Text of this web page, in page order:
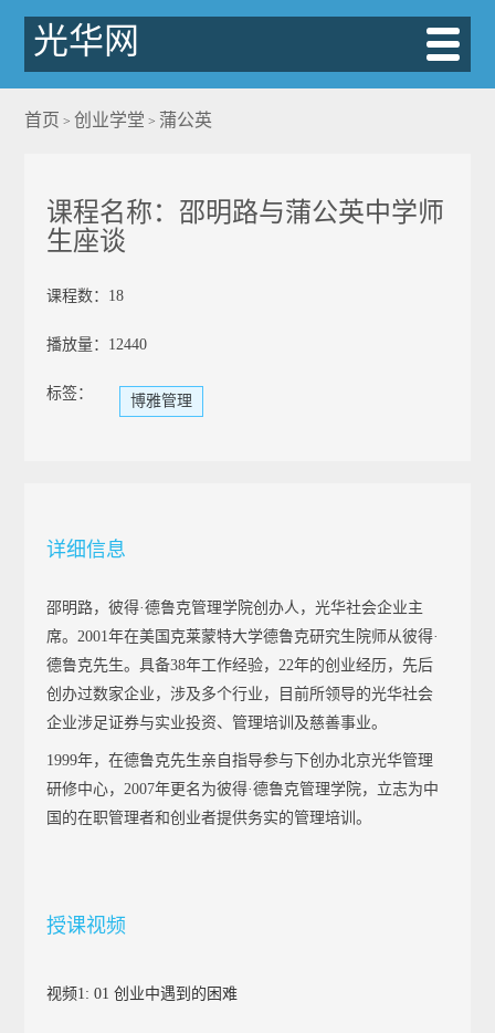
光华网
首页 >创业学堂 > 蒲公英
课程名称：邵明路与蒲公英中学师
生座谈
课程数：18
播放量：12440
标签： 博雅管理
详细信息
邵明路，彼得·德鲁克管理学院创办人，光华社会企业主
席。2001年在美国克莱蒙特大学德鲁克研究生院师从彼得·
德鲁克先生。具备38年工作经验，22年的创业经历，先后
创办过数家企业，涉及多个行业，目前所领导的光华社会
企业涉足证券与实业投资、管理培训及慈善事业。
1999年，在德鲁克先生亲自指导参与下创办北京光华管理
研修中心，2007年更名为彼得·德鲁克管理学院，立志为中
国的在职管理者和创业者提供务实的管理培训。
授课视频
视频1: 01 创业中遇到的困难